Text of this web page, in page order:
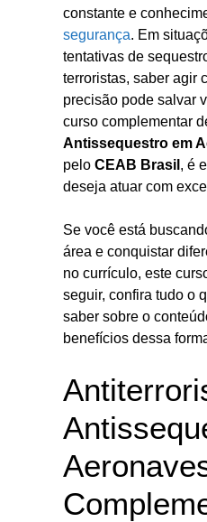
constante e
segurança. Em
tentativas de
terroristas, saber agir
precisão pode salvar
curso complementar
Antissequestro em
pelo CEAB Brasil , é
deseja atuar com
Se você está
área e conquistar
no currículo, este
seguir, confira tudo o
saber sobre o
benefícios dessa